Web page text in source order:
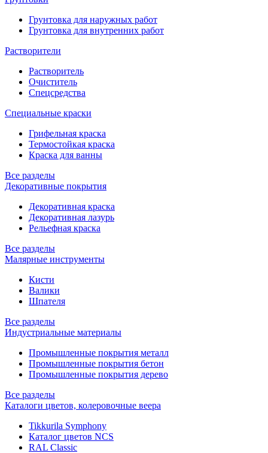
Грунтовка для наружных работ
Грунтовка для внутренних работ
Растворители
Растворитель
Очиститель
Спецсредства
Специальные краски
Грифельная краска
Термостойкая краска
Краска для ванны
Все разделы
Декоративные покрытия
Декоративная краска
Декоративная лазурь
Рельефная краска
Все разделы
Малярные инструменты
Кисти
Валики
Шпателя
Все разделы
Индустриальные материалы
Промышленные покрытия металл
Промышленные покрытия бетон
Промышленные покрытия дерево
Все разделы
Каталоги цветов, колеровочные веера
Tikkurila Symphony
Каталог цветов NCS
RAL Classic